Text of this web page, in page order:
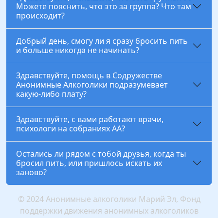
Можете пояснить, что это за группа? Что там
происходит?
Добрый день, смогу ли я сразу бросить пить
и больше никогда не начинать?
Здравствуйте, помощь в Содружестве
Анонимные Алкоголики подразумевает
какую-либо плату?
Здравствуйте, с вами работают врачи,
психологи на собраниях АА?
Остались ли рядом с тобой друзья, когда ты
бросил пить, или пришлось искать их
заново?
© 2024 Анонимные алкоголики Марий Эл, Фонд
поддержки движения анонимных алкоголиков